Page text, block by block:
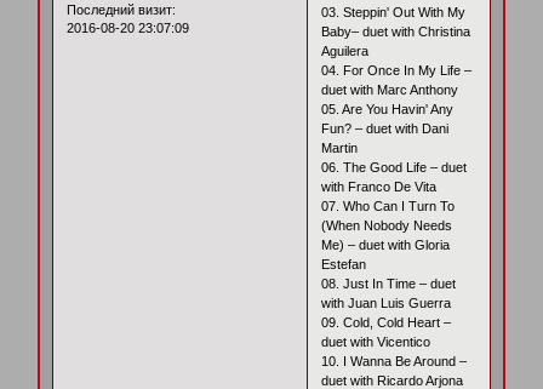
Последний визит:
2016-08-20 23:07:09
03. Steppin' Out With My
Baby– duet with Christina
Aguilera
04. For Once In My Life –
duet with Marc Anthony
05. Are You Havin' Any
Fun? – duet with Dani
Martin
06. The Good Life – duet
with Franco De Vita
07. Who Can I Turn To
(When Nobody Needs
Me) – duet with Gloria
Estefan
08. Just In Time – duet
with Juan Luis Guerra
09. Cold, Cold Heart –
duet with Vicentico
10. I Wanna Be Around –
duet with Ricardo Arjona